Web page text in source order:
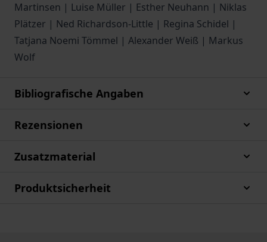
Martinsen | Luise Müller | Esther Neuhann | Niklas
Plätzer | Ned Richardson-Little | Regina Schidel |
Tatjana Noemi Tömmel | Alexander Weiß | Markus
Wolf
Bibliografische Angaben
Rezensionen
Zusatzmaterial
Produktsicherheit